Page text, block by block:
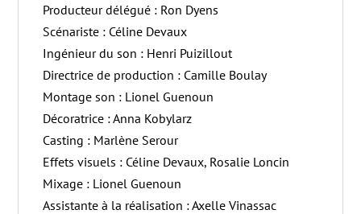
Producteur délégué : Ron Dyens
Scénariste : Céline Devaux
Ingénieur du son : Henri Puizillout
Directrice de production : Camille Boulay
Montage son : Lionel Guenoun
Décoratrice : Anna Kobylarz
Casting : Marlène Serour
Effets visuels : Céline Devaux, Rosalie Loncin
Mixage : Lionel Guenoun
Assistante à la réalisation : Axelle Vinassac